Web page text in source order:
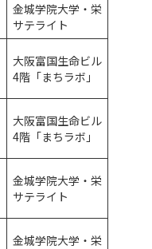
金城学院大学・栄
サテライト
大阪富国生命ビル
4階「まちラボ」
大阪富国生命ビル
4階「まちラボ」
金城学院大学・栄
サテライト
金城学院大学・栄